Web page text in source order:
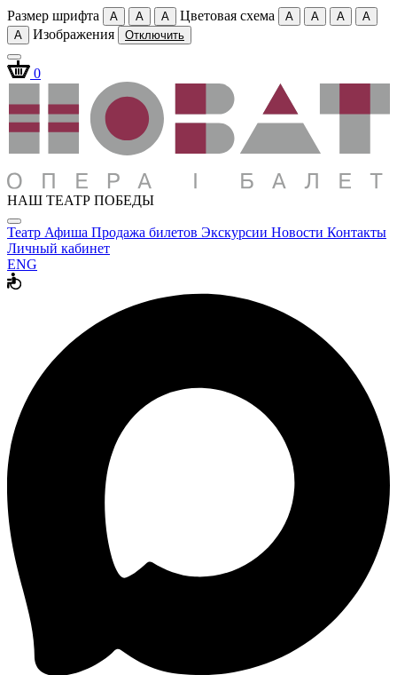
Размер шрифта A A A Цветовая схема A A A
A
A
Изображения Отключить
0
НАШ ТЕАТР ПОБЕДЫ
Театр Афиша Продажа билетов Экскурсии Новости Контакты
Личный кабинет
ENG